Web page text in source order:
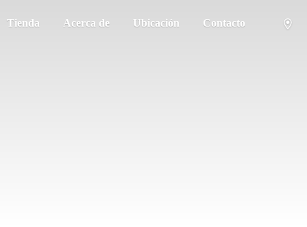
Tienda Acerca de Ubicación Contacto